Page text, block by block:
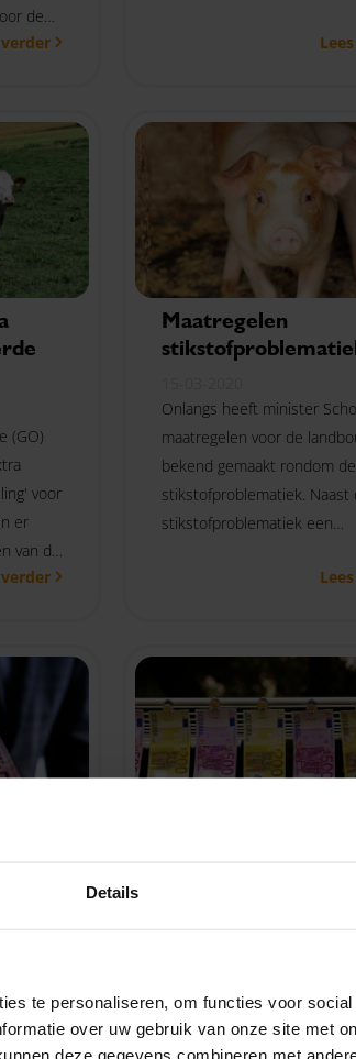
Details
te personaliseren, om functies voor
over uw gebruik van onze site met
deze gegevens combineren met
de
(GO)
voor
er
van de
Maatregelen
Onlangs heeft minister
maatregelen voor de
bekend gemaakt rondom de
stikstofproblematiek. Naast
stikstofproblematiek een
uitwerking een langdurige
ook als je geen plannen
bedrijf te veranderen.
Er
door het coronavirus.
het enkele maatregelen,